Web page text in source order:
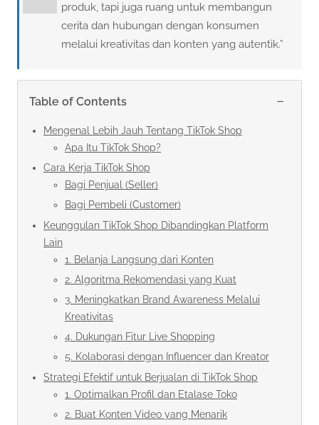
produk, tapi juga ruang untuk membangun
cerita dan hubungan dengan konsumen
melalui kreativitas dan konten yang autentik.”
Table of Contents −
Mengenal Lebih Jauh Tentang TikTok Shop
Apa Itu TikTok Shop?
Cara Kerja TikTok Shop
Bagi Penjual (Seller)
Bagi Pembeli (Customer)
Keunggulan TikTok Shop Dibandingkan Platform
Lain
1. Belanja Langsung dari Konten
2. Algoritma Rekomendasi yang Kuat
3. Meningkatkan Brand Awareness Melalui
Kreativitas
4. Dukungan Fitur Live Shopping
5. Kolaborasi dengan Influencer dan Kreator
Strategi Efektif untuk Berjualan di TikTok Shop
1. Optimalkan Profil dan Etalase Toko
2. Buat Konten Video yang Menarik